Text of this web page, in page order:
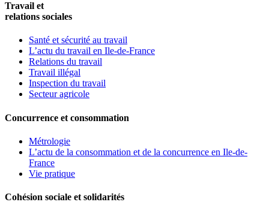
Travail et
relations sociales
Santé et sécurité au travail
L’actu du travail en Ile-de-France
Relations du travail
Travail illégal
Inspection du travail
Secteur agricole
Concurrence et consommation
Métrologie
L’actu de la consommation et de la concurrence en Ile-de-
France
Vie pratique
Cohésion sociale et solidarités